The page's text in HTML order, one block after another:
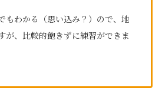
もわかる（思い込み？）ので、地
が、比較的飽きずに練習ができま